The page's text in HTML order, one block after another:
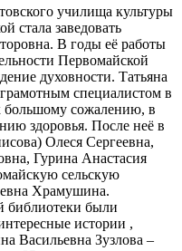
училища культуры
стала заведовать
В годы её работы
Первомайской
духовности. Татьяна
специалистом в
большому сожалению, в
здоровья. После неё в
Олеся Сергеевна,
Гурина Анастасия
сельскую
Храмушина.
библиотеки были
истории ,
Васильевна Зузлова –